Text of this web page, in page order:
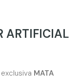
ARTIFICIAL
MATA